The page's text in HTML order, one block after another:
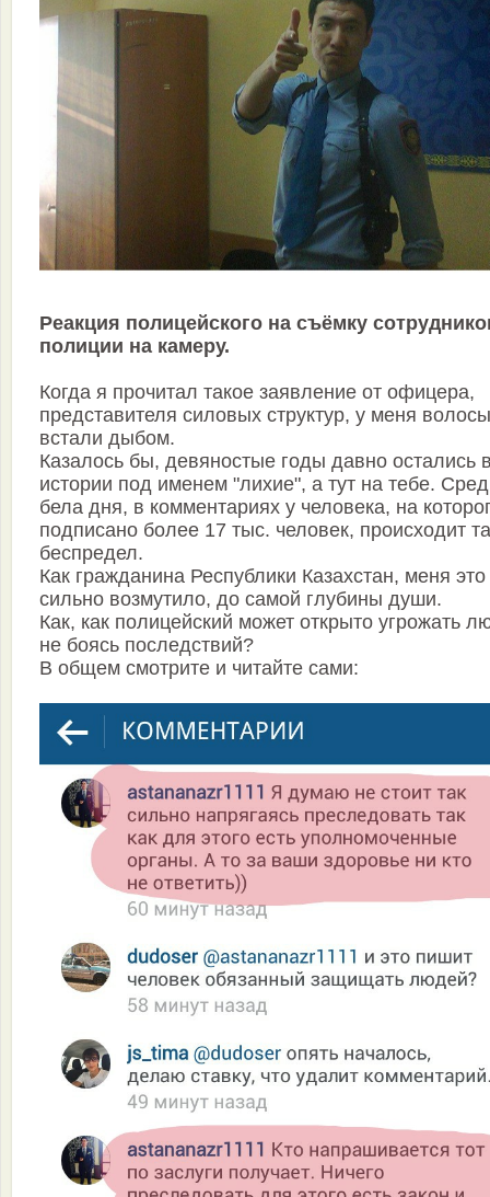
Реакция полицейского на съёмку
полиции на камеру.
Когда я прочитал такое заявление от офицера,
представителя силовых структур, у меня волосы
встали дыбом.
Казалось бы, девяностые годы давно остались
истории под именем "лихие", а тут на тебе.
бела дня, в комментариях у человека, на
подписано более 17 тыс. человек, происходит
беспредел.
Как гражданина Республики Казахстан, меня это
сильно возмутило, до самой глубины души.
Как, как полицейский может открыто угрожать
не боясь последствий?
В общем смотрите и читайте сами: